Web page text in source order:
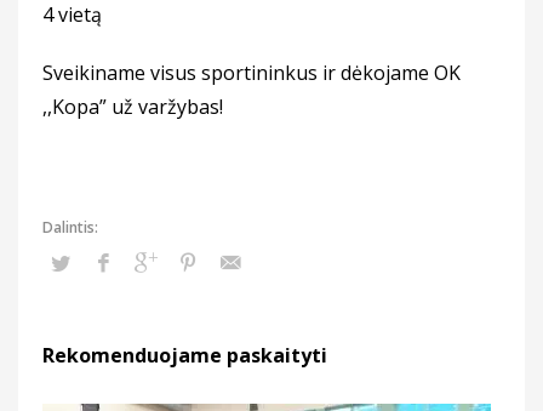
4 vietą
Sveikiname visus sportininkus ir dėkojame OK
,,Kopa” už varžybas!
Rekomenduojame paskaityti